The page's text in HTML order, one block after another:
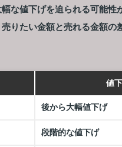
な値下げを迫られる可能性
りたい金額と売れる金額の
値
後から大幅値下げ
段階的な値下げ